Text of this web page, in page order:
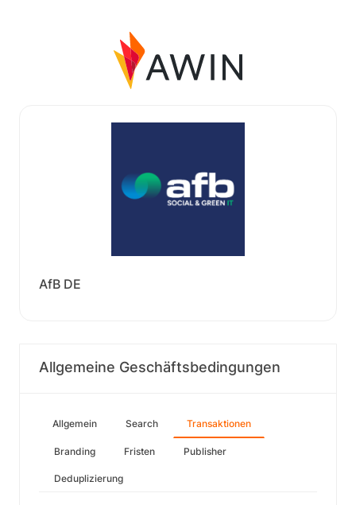
AfB DE
Allgemeine Geschäftsbedingungen
Allgemein Search Transaktionen
Branding Fristen Publisher
Deduplizierung